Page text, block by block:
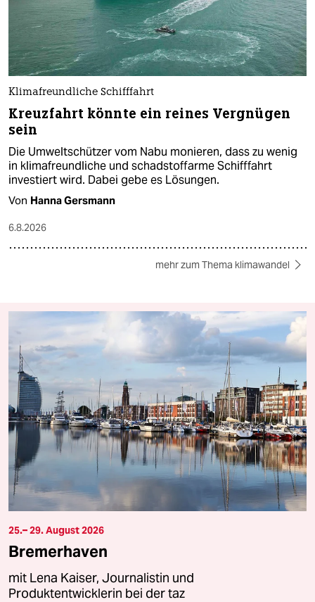
Klimafreundliche Schifffahrt
Kreuzfahrt könnte ein reines Vergnügen
sein
Die Umweltschützer vom Nabu monieren, dass zu wenig
in klimafreundliche und schadstoffarme Schifffahrt
investiert wird. Dabei gebe es Lösungen.
Von Hanna Gersmann
6.8.2026
mehr zum Thema klimawandel
25.– 29. August 2026
Bremerhaven
mit Lena Kaiser, Journalistin und
Produktentwicklerin bei der taz